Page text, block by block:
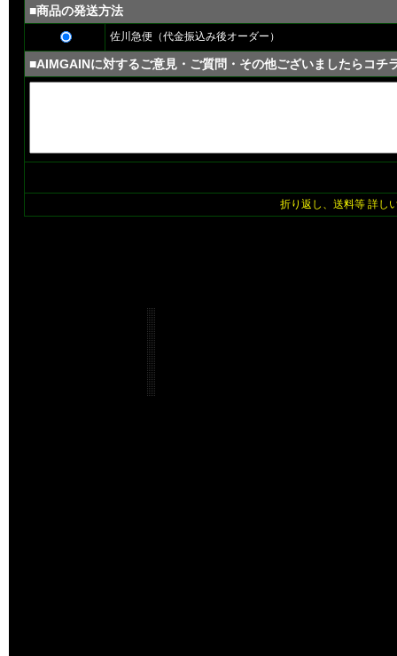
■商品の発送方法
佐川急便（代金振込み後オーダー）
■AIMGAINに対するご意見・ご質問・その他ございましたらコチ
折り返し、送料等 詳し